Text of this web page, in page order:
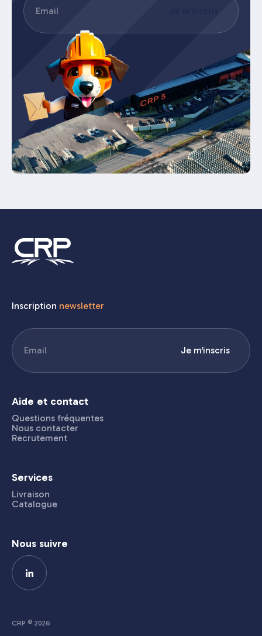
E-
mail (Nécessaire)
Inscription newsletter
E-
mail (Nécessaire) Je m'inscris
Aide et contact
Questions fréquentes
Nous contacter
Recrutement
Services
Livraison
Catalogue
Nous suivre
CRP © 2026